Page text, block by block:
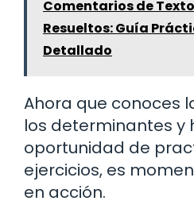
Comentarios de
Resueltos: Guía
Detallado
Ahora que conoces
los determinantes y
oportunidad de
ejercicios, es
en acción.